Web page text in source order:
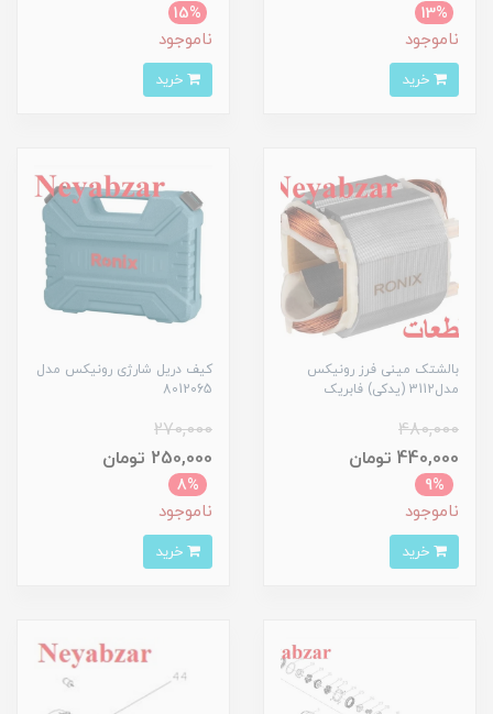
13%
ناموجود
15%
ناموجود
بالشتک مینی فرز رونیکس
مدل3112 (یدکی) فابریک
480,000
440,000 تومان
9%
ناموجود
کیف دریل شارژی رونیکس مدل
8012065
270,000
250,000 تومان
8%
ناموجود